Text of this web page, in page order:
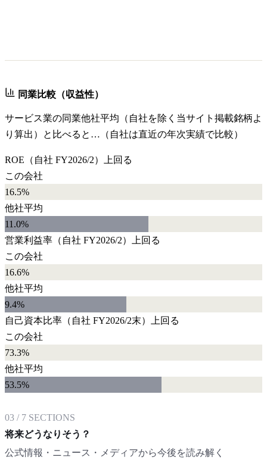
同業比較（収益性）
サービス業の同業他社平均（自社を除く当サイト掲載銘柄よ
り算出）と比べると…（自社は直近の年次実績で比較）
ROE （自社 FY2026/2）
上回る
この会社
16.5%
他社平均
11.0%
営業利益率 （自社 FY2026/2）
上回る
この会社
16.6%
他社平均
9.4%
自己資本比率 （自社 FY2026/2末）
上回る
この会社
73.3%
他社平均
53.5%
03 / 7 SECTIONS
将来どうなりそう？
公式情報・ニュース・メディアから今後を読み解く